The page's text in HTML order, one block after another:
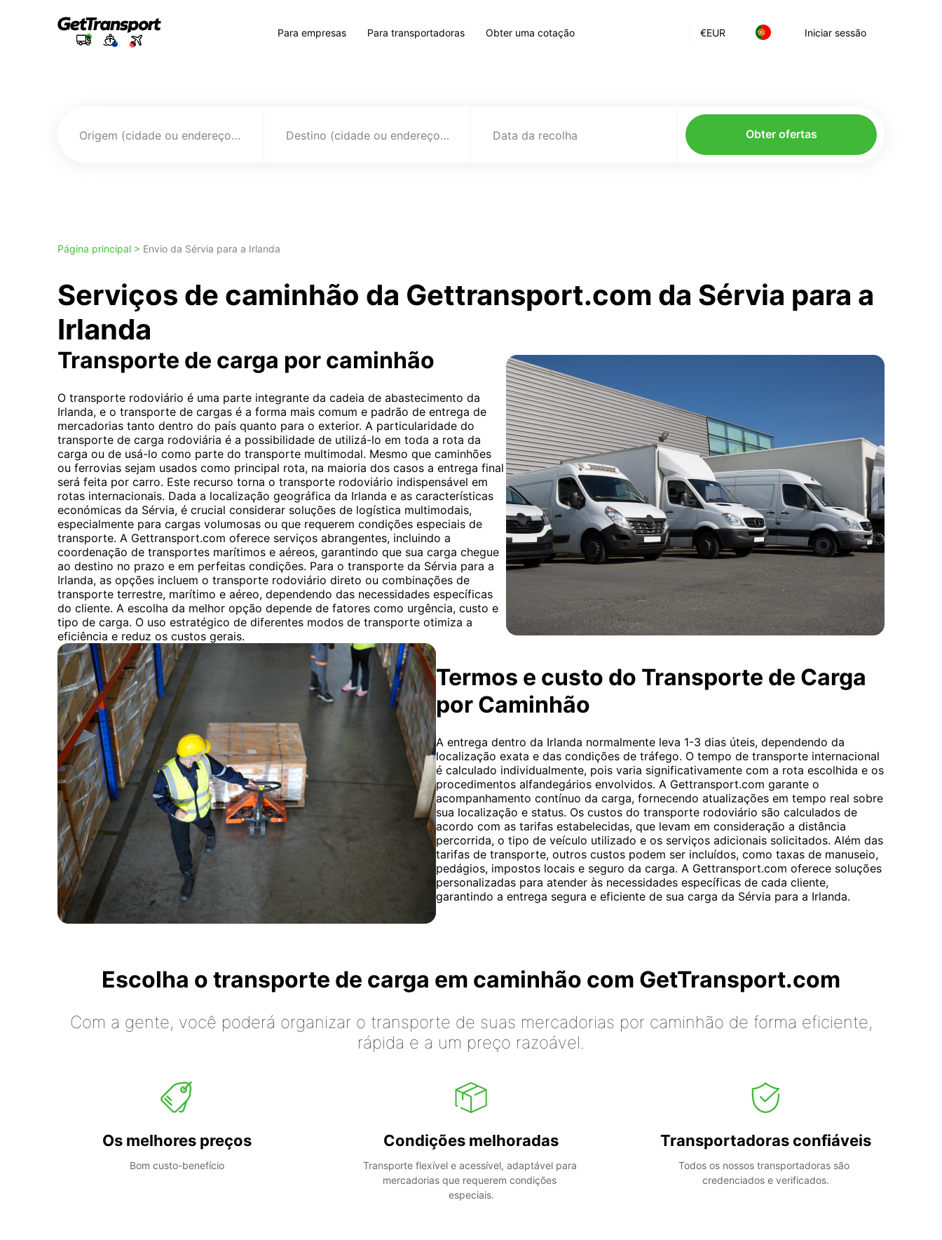
€EUR Iniciar sessão
Para empresas Para transportadoras Obter uma cotação
Origem (cidade ou endereço) Destino (cidade ou endereço) Data da recolha Obter ofertas
Página principal > Envio da Sérvia para a Irlanda
Serviços de caminhão da Gettransport.com da Sérvia para a
Irlanda
Transporte de carga por caminhão
O transporte rodoviário é uma parte integrante da cadeia de abastecimento da
Irlanda, e o transporte de cargas é a forma mais comum e padrão de entrega de
mercadorias tanto dentro do país quanto para o exterior. A particularidade do
transporte de carga rodoviária é a possibilidade de utilizá-lo em toda a rota da
carga ou de usá-lo como parte do transporte multimodal. Mesmo que caminhões
ou ferrovias sejam usados ​​como principal rota, na maioria dos casos a entrega final
será feita por carro. Este recurso torna o transporte rodoviário indispensável em
rotas internacionais. Dada a localização geográfica da Irlanda e as características
económicas da Sérvia, é crucial considerar soluções de logística multimodais,
especialmente para cargas volumosas ou que requerem condições especiais de
transporte. A Gettransport.com oferece serviços abrangentes, incluindo a
coordenação de transportes marítimos e aéreos, garantindo que sua carga chegue
ao destino no prazo e em perfeitas condições. Para o transporte da Sérvia para a
Irlanda, as opções incluem o transporte rodoviário direto ou combinações de
transporte terrestre, marítimo e aéreo, dependendo das necessidades específicas
do cliente. A escolha da melhor opção depende de fatores como urgência, custo e
tipo de carga. O uso estratégico de diferentes modos de transporte otimiza a
eficiência e reduz os custos gerais.
Termos e custo do Transporte de Carga
por Caminhão
A entrega dentro da Irlanda normalmente leva 1-3 dias úteis, dependendo da
localização exata e das condições de tráfego. O tempo de transporte internacional
é calculado individualmente, pois varia significativamente com a rota escolhida e os
procedimentos alfandegários envolvidos. A Gettransport.com garante o
acompanhamento contínuo da carga, fornecendo atualizações em tempo real sobre
sua localização e status. Os custos do transporte rodoviário são calculados de
acordo com as tarifas estabelecidas, que levam em consideração a distância
percorrida, o tipo de veículo utilizado e os serviços adicionais solicitados. Além das
tarifas de transporte, outros custos podem ser incluídos, como taxas de manuseio,
pedágios, impostos locais e seguro da carga. A Gettransport.com oferece soluções
personalizadas para atender às necessidades específicas de cada cliente,
garantindo a entrega segura e eficiente de sua carga da Sérvia para a Irlanda.
Escolha o transporte de carga em caminhão com GetTransport.com
Com a gente, você poderá organizar o transporte de suas mercadorias por caminhão de forma eficiente,
rápida e a um preço razoável.
Os melhores preços
Bom custo-benefício
Condições melhoradas
Transporte flexível e acessível, adaptável para
mercadorias que requerem condições
especiais.
Transportadoras confiáveis
Todos os nossos transportadoras são
credenciados e verificados.